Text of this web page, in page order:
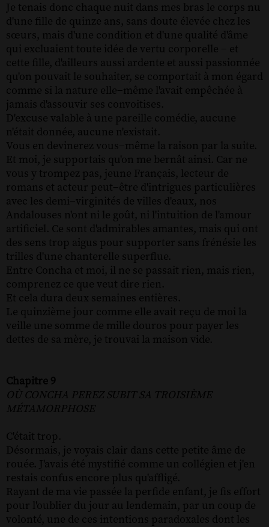
Je tenais donc chaque nuit dans mes bras le corps nu
d'une fille de quinze ans, sans doute élevée chez les
sœurs, mais d'une condition et d'une qualité d'âme
qui excluaient toute idée de vertu corporelle − et
cette fille, d'ailleurs aussi ardente et aussi passionnée
qu'on pouvait le souhaiter, se comportait à mon égard
comme si la nature elle−même l'avait empêchée à
jamais d'assouvir ses convoitises.
D'excuse valable à une pareille comédie, aucune
n'était donnée, aucune n'existait.
Vous en devinerez vous−même la raison par la suite.
Et moi, je supportais qu'on me bernât ainsi. Car ne
vous y trompez pas, jeune Français, lecteur de
romans et acteur peut−être d'intrigues particulières
avec les demi−virginités de villes d'eaux, nos
Andalouses n'ont ni le goût, ni l'intuition de l'amour
artificiel. Ce sont d'admirables amantes, mais qui ont
des sens trop aigus pour supporter sans frénésie les
trilles d'une chanterelle superflue.
Entre Concha et moi, il ne se passait rien, mais rien,
comprenez ce que veut dire rien.
Et cela dura deux semaines entières.
Le quinzième jour comme elle avait reçu de moi la
veille une somme de mille douros pour payer les
dettes de sa mère, je trouvai la maison vide.
Chapitre 9
OÙ CONCHA PEREZ SUBIT SA TROISIÈME
MÉTAMORPHOSE
C'était trop.
Désormais, je voyais clair dans cette petite âme de
rouée. J'avais été mystifié comme un collégien et j'en
restais confus encore plus qu'affligé.
Rayant de ma vie passée la perfide enfant, je fis effort
pour l'oublier du jour au lendemain, par un coup de
volonté, une de ces intentions paradoxales dont les